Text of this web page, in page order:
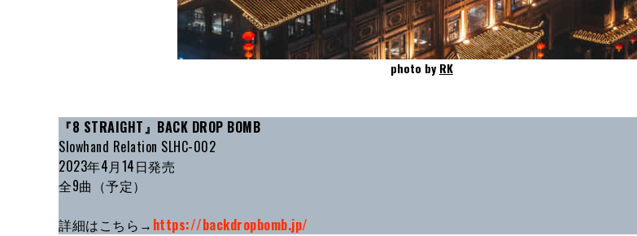
photo by RK
『8 STRAIGHT』BACK DROP BOMB
Slowhand Relation SLHC-002
2023年4月14日発売
全9曲（予定）
詳細はこちら→ https://backdropbomb.jp/